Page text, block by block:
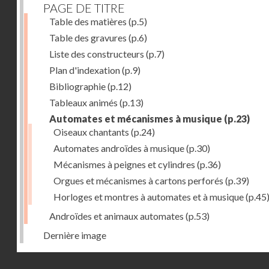
PAGE DE TITRE
Table des matières (p.5)
Table des gravures (p.6)
Liste des constructeurs (p.7)
Plan d'indexation(p.9)
Bibliographie(p.12)
Tableaux animés (p.13)
Automates et mécanismes à musique (p.23)
Oiseaux chantants (p.24)
Automates androïdes à musique(p.30)
Mécanismes à peignes et cylindres (p.36)
Orgues et mécanismes à cartons perforés (p.39)
Horloges et montres à automates et à musique(p.45)
Androïdes et animaux automates (p.53)
Dernière image